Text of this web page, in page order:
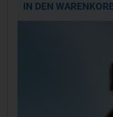
IN DEN